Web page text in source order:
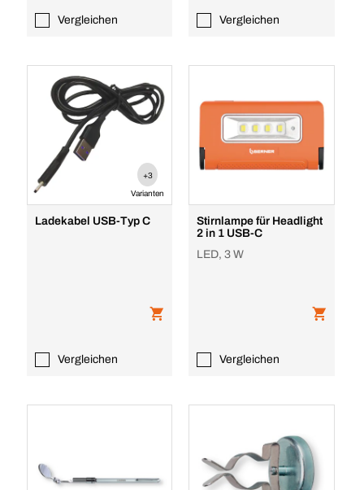
Vergleichen Vergleichen
+3
Varianten
Ladekabel USB-Typ C
Vergleichen
Stirnlampe für Headlight
2 in 1 USB-C
LED, 3 W
Vergleichen